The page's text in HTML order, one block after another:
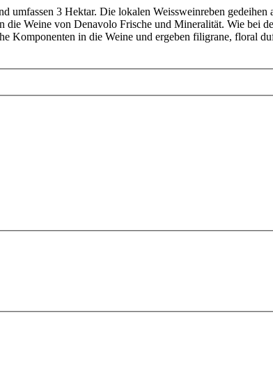
umfassen 3 Hektar. Die lokalen Weissweinreben gedeihen
die Weine von Denavolo Frische und Mineralität. Wie bei
Komponenten in die Weine und ergeben filigrane, floral